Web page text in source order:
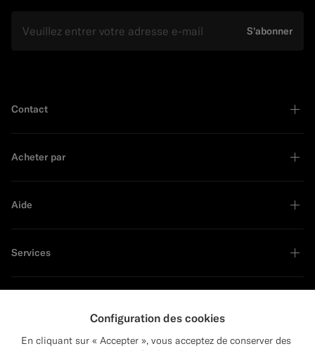
S'abonner
Contact
Acheter par
Aide
Services
Configuration des cookies
En cliquant sur « Accepter », vous acceptez de conserver des